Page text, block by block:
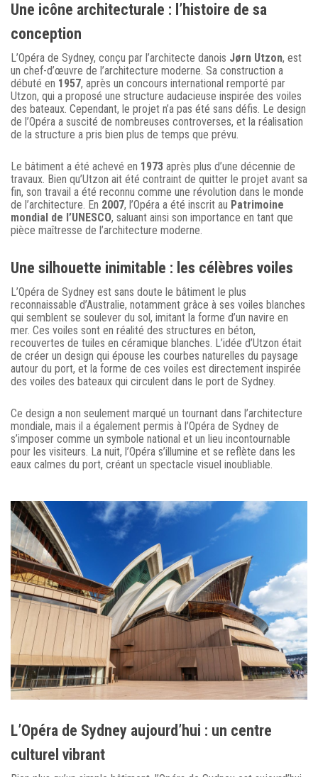
Une icône architecturale : l’histoire de sa
conception
L’Opéra de Sydney, conçu par l’architecte danois Jørn Utzon, est
un chef-d’œuvre de l’architecture moderne. Sa construction a
débuté en 1957, après un concours international remporté par
Utzon, qui a proposé une structure audacieuse inspirée des voiles
des bateaux. Cependant, le projet n’a pas été sans défis. Le design
de l’Opéra a suscité de nombreuses controverses, et la réalisation
de la structure a pris bien plus de temps que prévu.
Le bâtiment a été achevé en 1973 après plus d’une décennie de
travaux. Bien qu’Utzon ait été contraint de quitter le projet avant sa
fin, son travail a été reconnu comme une révolution dans le monde
de l’architecture. En 2007, l’Opéra a été inscrit au Patrimoine
mondial de l’UNESCO, saluant ainsi son importance en tant que
pièce maîtresse de l’architecture moderne.
Une silhouette inimitable : les célèbres voiles
L’Opéra de Sydney est sans doute le bâtiment le plus
reconnaissable d’Australie, notamment grâce à ses voiles blanches
qui semblent se soulever du sol, imitant la forme d’un navire en
mer. Ces voiles sont en réalité des structures en béton,
recouvertes de tuiles en céramique blanches. L’idée d’Utzon était
de créer un design qui épouse les courbes naturelles du paysage
autour du port, et la forme de ces voiles est directement inspirée
des voiles des bateaux qui circulent dans le port de Sydney.
Ce design a non seulement marqué un tournant dans l’architecture
mondiale, mais il a également permis à l’Opéra de Sydney de
s’imposer comme un symbole national et un lieu incontournable
pour les visiteurs. La nuit, l’Opéra s’illumine et se reflète dans les
eaux calmes du port, créant un spectacle visuel inoubliable.
L’Opéra de Sydney aujourd’hui : un centre
culturel vibrant